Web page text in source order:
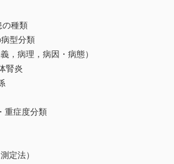
の種類
型分類
，病理，病因・病態）
腎炎
重症度分類
定法）